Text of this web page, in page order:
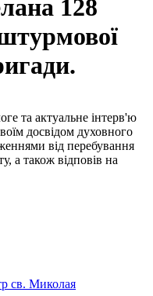
128
та актуальне інтерв'ю
досвідом духовного
від перебування
а також відповів на